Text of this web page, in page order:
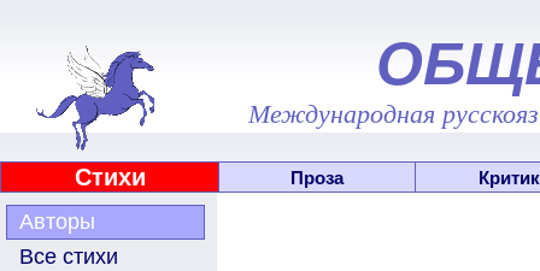
Международная
Стихи Проза
Авторы
Все стихи